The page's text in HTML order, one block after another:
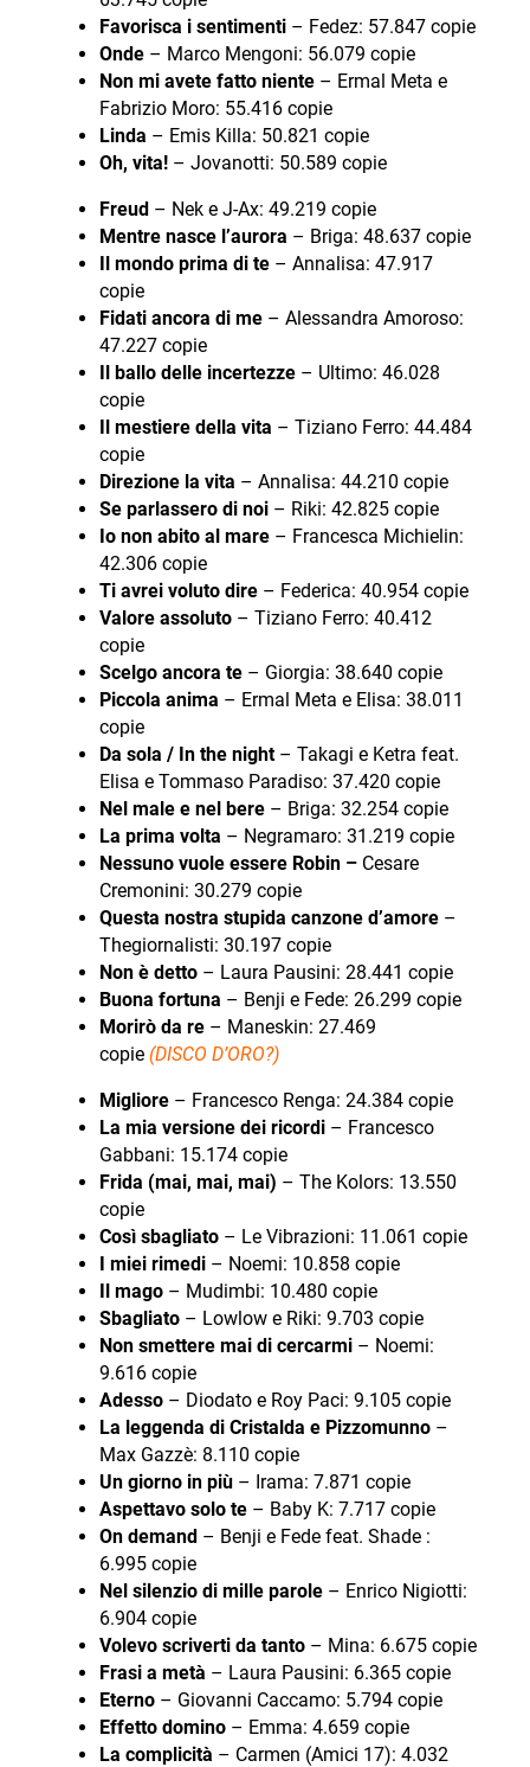
Favorisca i sentimenti – Fedez: 57.847 copie
Onde – Marco Mengoni: 56.079 copie
Non mi avete fatto niente – Ermal Meta e
Fabrizio Moro: 55.416 copie
Linda – Emis Killa: 50.821 copie
Oh, vita! – Jovanotti: 50.589 copie
Freud – Nek e J-Ax: 49.219 copie
Mentre nasce l’aurora – Briga: 48.637 copie
Il mondo prima di te – Annalisa: 47.917
copie
Fidati ancora di me – Alessandra Amoroso:
47.227 copie
Il ballo delle incertezze – Ultimo: 46.028
copie
Il mestiere della vita – Tiziano Ferro: 44.484
copie
Direzione la vita – Annalisa: 44.210 copie
Se parlassero di noi – Riki: 42.825 copie
Io non abito al mare – Francesca Michielin:
42.306 copie
Ti avrei voluto dire – Federica: 40.954 copie
Valore assoluto – Tiziano Ferro: 40.412
copie
Scelgo ancora te – Giorgia: 38.640 copie
Piccola anima – Ermal Meta e Elisa: 38.011
copie
Da sola / In the night – Takagi e Ketra feat.
Elisa e Tommaso Paradiso: 37.420 copie
Nel male e nel bere – Briga: 32.254 copie
La prima volta – Negramaro: 31.219 copie
Nessuno vuole essere Robin – Cesare
Cremonini: 30.279 copie
Questa nostra stupida canzone d’amore –
Thegiornalisti: 30.197 copie
Non è detto – Laura Pausini: 28.441 copie
Buona fortuna – Benji e Fede: 26.299 copie
Morirò da re – Maneskin: 27.469
copie (DISCO D’ORO?)
Migliore – Francesco Renga: 24.384 copie
La mia versione dei ricordi – Francesco
Gabbani: 15.174 copie
Frida (mai, mai, mai) – The Kolors: 13.550
copie
Così sbagliato – Le Vibrazioni: 11.061 copie
I miei rimedi – Noemi: 10.858 copie
Il mago – Mudimbi: 10.480 copie
Sbagliato – Lowlow e Riki: 9.703 copie
Non smettere mai di cercarmi – Noemi:
9.616 copie
Adesso – Diodato e Roy Paci: 9.105 copie
La leggenda di Cristalda e Pizzomunno –
Max Gazzè: 8.110 copie
Un giorno in più – Irama: 7.871 copie
Aspettavo solo te – Baby K: 7.717 copie
On demand – Benji e Fede feat. Shade :
6.995 copie
Nel silenzio di mille parole – Enrico Nigiotti:
6.904 copie
Volevo scriverti da tanto – Mina: 6.675 copie
Frasi a metà – Laura Pausini: 6.365 copie
Eterno – Giovanni Caccamo: 5.794 copie
Effetto domino – Emma: 4.659 copie
La complicità – Carmen (Amici 17): 4.032